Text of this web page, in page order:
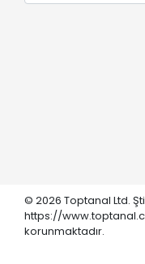
© 2026 Toptanal Ltd.
https://
korunmaktadır.